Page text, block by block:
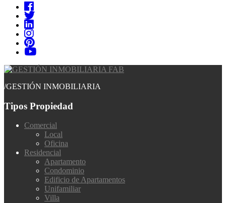
/GESTIÓN INMOBILIARIA
Tipos Propiedad
Comercial
Local
Oficina
Residencial
Apartamento
Condominio
Edificio de Apartamentos
Unifamiliar
Villa